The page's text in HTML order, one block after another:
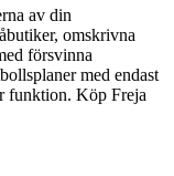
av din
omskrivna
försvinna
med endast
funktion. Köp Freja